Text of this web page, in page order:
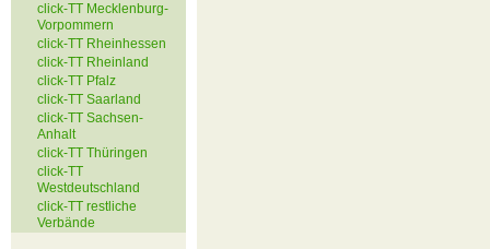
click-TT Mecklenburg-
Vorpommern
click-TT Rheinhessen
click-TT Rheinland
click-TT Pfalz
click-TT Saarland
click-TT Sachsen-
Anhalt
click-TT Thüringen
click-TT
Westdeutschland
click-TT restliche
Verbände